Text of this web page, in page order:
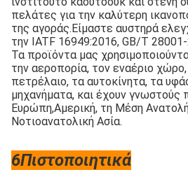
πελάτες για την καλύτερη
της αγοράς.Είμαστε αυστηρά
την IATF 16949:2016, GB/T
Τα προϊόντα μας
την αεροπορία, τον εναέριο
πετρέλαιο, τα αυτοκίνητα, τα
μηχανήματα, και έχουν γνωστούς
Ευρώπη,Αμερική, τη Μέση
Νοτιοανατολική Ασία.
6Πιστοποιητικά